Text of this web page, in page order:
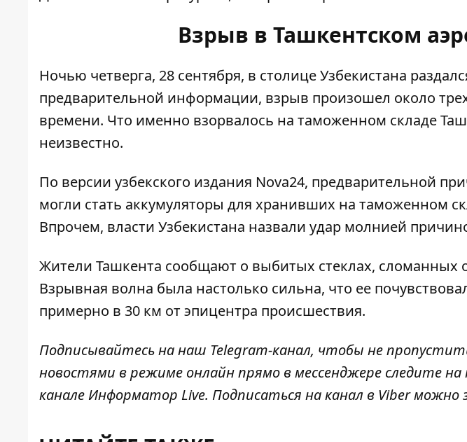
Взрыв в Ташкентском
Ночью четверга, 28 сентября, в столице Узбекистана
предварительной информации, взрыв произошел около
времени. Что именно взорвалось на таможенном складе
неизвестно.
По версии узбекского издания Nova24, предварительной
могли стать аккумуляторы для хранивших на таможенном
Впрочем, власти Узбекистана назвали удар молнией
Жители Ташкента сообщают о выбитых стеклах, сломанных
Взрывная волна была настолько сильна, что ее
примерно в 30 км от эпицентра происшествия.
Подписывайтесь на наш Telegram-канал, чтобы не
новостями в режиме онлайн прямо в мессенджере следите
канале Информатор Live. Подписаться на канал в Viber можно